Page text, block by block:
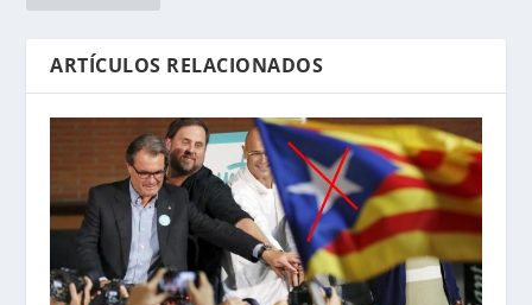
ARTÍCULOS RELACIONADOS